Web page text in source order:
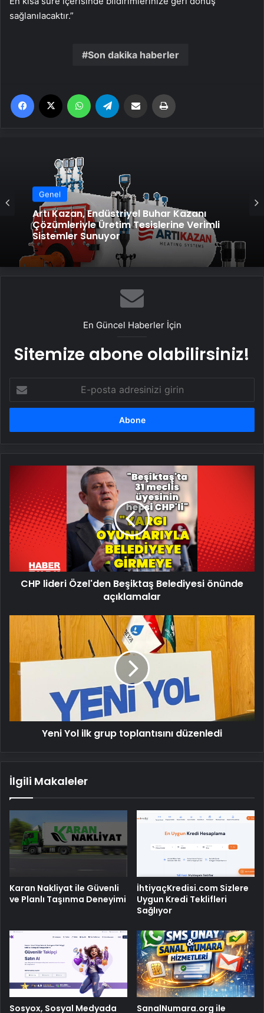
sağlanılacaktır.”
Son dakika haberler
Facebook WhatsApp Email'den paylaş
Genel
Artı Kazan, Endüstriyel Buhar Kazanı
Çözümleriyle Üretim Tesislerine Verimli
Sistemler Sunuyor
En Güncel Haberler İçin
Sitemize abone olabilirsiniz!
posta
adresinizi
Özel'den
Beşiktaş
Belediyesi
önünde
açıklamalar
CHP lideri Özel'den Beşiktaş Belediyesi önünde
açıklamalar
grup
toplantısını
Yeni Yol ilk grup toplantısını düzenledi
İlgili Makaleler
Karan Nakliyat ile Güvenli
ve Planlı Taşınma Deneyimi
İhtiyaçKredisi.com Sizlere
Uygun Kredi Teklifleri
Sağlıyor
Sosyox, Sosyal Medyada SanalNumara.org ile